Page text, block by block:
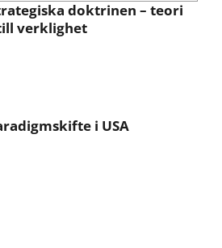
doktrinen – teori
verklighet
i USA